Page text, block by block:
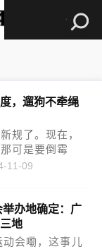
，遛狗不牵绳
规了。现在，
可是要倒霉
了，出门带狗
弄得大家都人
随便出门嘞！
11-09
办地确定：广
地
会嘞，这事儿